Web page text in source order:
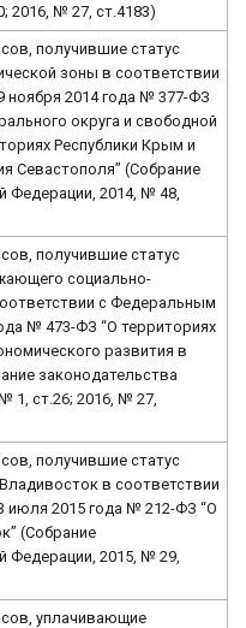
2016, № 27, ст.4183)
получившие статус
зоны в соответствии
2014 года № 377-ФЗ
округа и свободной
Республики Крым и
Севастополя” (Собрание
Федерации, 2014, № 48,
получившие статус
социально-
с Федеральным
№ 473-ФЗ “О территориях
развития в
законодательства
1, ст.26; 2016, № 27,
получившие статус
в соответствии
июля 2015 года № 212-ФЗ “О
(Собрание
Федерации, 2015, № 29,
уплачивающие